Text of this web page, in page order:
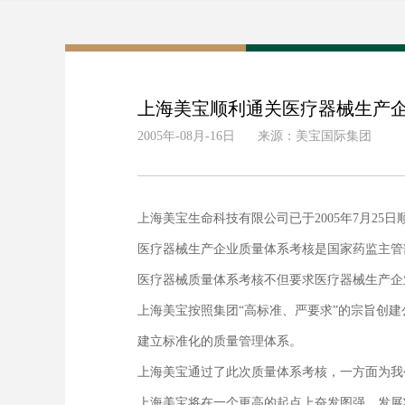
上海美宝顺利通关医疗器械生产
2005年-08月-16日 来源：美宝国际集团
上海美宝生命科技有限公司已于2005年7月25
医疗器械生产企业质量体系考核是国家药监主
医疗器械质量体系考核不但要求医疗器械生产
上海美宝按照集团“高标准、严要求”的宗旨创
建立标准化的质量管理体系。
上海美宝通过了此次质量体系考核，一方面为